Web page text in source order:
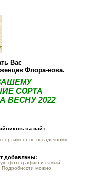
Вас
Флора-нова.
СОРТА
ВЕСНУ 2022
на сайт
по посадочному
добавлены:
фотографию и самый
можно